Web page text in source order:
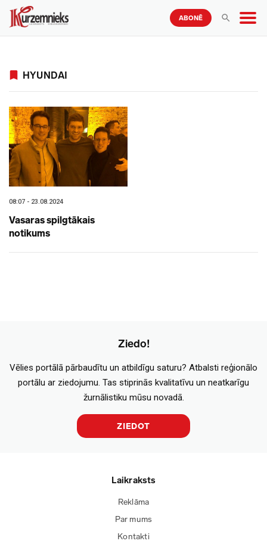
ABONĒ
HYUNDAI
08:07 - 23.08.2024
Vasaras spilgtākais
notikums
Ziedo!
Vēlies portālā pārbaudītu un atbildīgu saturu? Atbalsti reģionālo
portālu ar ziedojumu. Tas stiprinās kvalitatīvu un neatkarīgu
žurnālistiku mūsu novadā.
ZIEDOT
Laikraksts
Reklāma
Par mums
Kontakti